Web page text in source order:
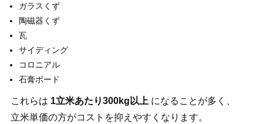
ガラスくず
陶磁器くず
瓦
サイディング
コロニアル
石膏ボード
これらは 1立米あたり300kg以上 になることが多く、
立米単価の方がコストを抑えやすくなります。